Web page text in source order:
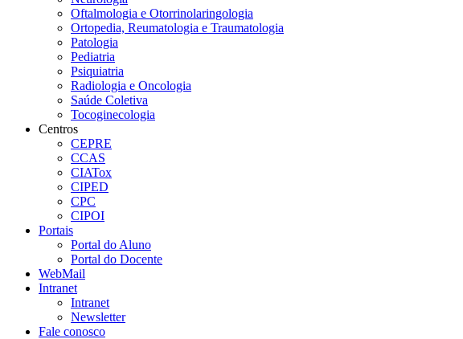
Oftalmologia e Otorrinolaringologia
Ortopedia, Reumatologia e Traumatologia
Patologia
Pediatria
Psiquiatria
Radiologia e Oncologia
Saúde Coletiva
Tocoginecologia
Centros
CEPRE
CCAS
CIATox
CIPED
CPC
CIPOI
Portais
Portal do Aluno
Portal do Docente
WebMail
Intranet
Intranet
Newsletter
Fale conosco